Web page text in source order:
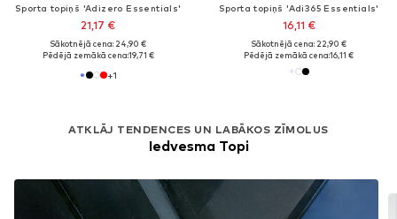
Sporta topiņš 'Adizero Essentials'
21,17 €
Sākotnējā cena: 24,90 €
Pēdējā zemākā cena:19,71 €
+1
Sporta topiņš 'Adi365 Essentials'
16,11 €
Sākotnējā cena: 22,90 €
Pēdējā zemākā cena:16,11 €
ATKLĀJ TENDENCES UN LABĀKOS ZĪMOLUS
Iedvesma Topi